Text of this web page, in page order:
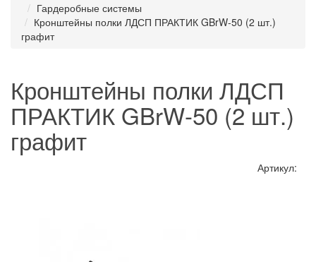
Гардеробные системы
Кронштейны полки ЛДСП ПРАКТИК GBrW-50 (2 шт.)
графит
Кронштейны полки ЛДСП
ПРАКТИК GBrW-50 (2 шт.)
графит
Артикул: